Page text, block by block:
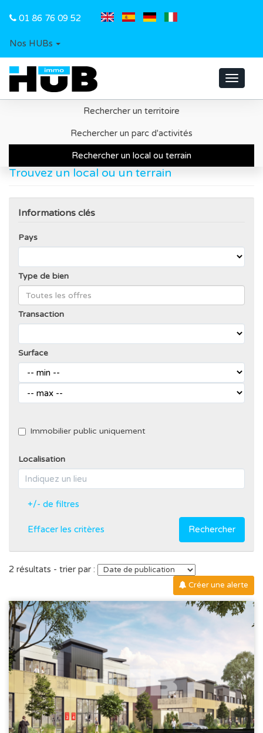
01 86 76 09 52
Nos HUBs
Toggle
Rechercher un territoire
Rechercher un parc d'activités
Rechercher un local ou terrain
Recherche d'un local ou d'un terrain
Trouvez un local ou un terrain
Informations clés
Pays
Type de bien
Transaction
Surface
Immobilier public uniquement
Localisation
+/- de filtres
Effacer les critères Rechercher
2 résultats - trier par :
Créer une alerte